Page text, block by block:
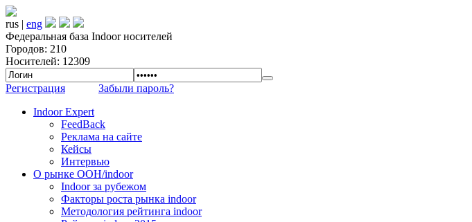
rus | eng
Федеральная база Indoor носителей
Городов: 210
Носителей: 12309
Регистрация
Забыли пароль?
Indoor Expert
FeedBack
Реклама на сайте
Кейсы
Интервью
О рынке OOH/indoor
Indoor за рубежом
Факторы роста рынка indoor
Методология рейтинга indoor